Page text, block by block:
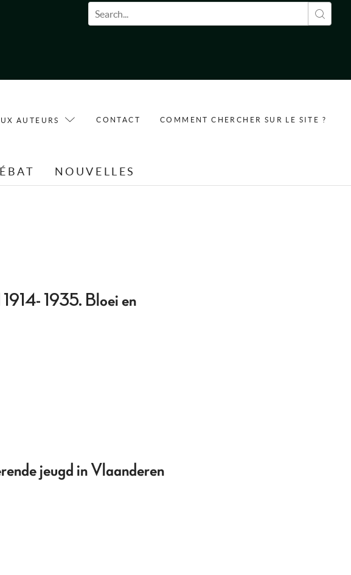
Formulaire de recherche
AUTEURS CONTACT COMMENT CHERCHER SUR LE SITE ?
NOUVELLES
1935. Bloei en
jeugd in Vlaanderen